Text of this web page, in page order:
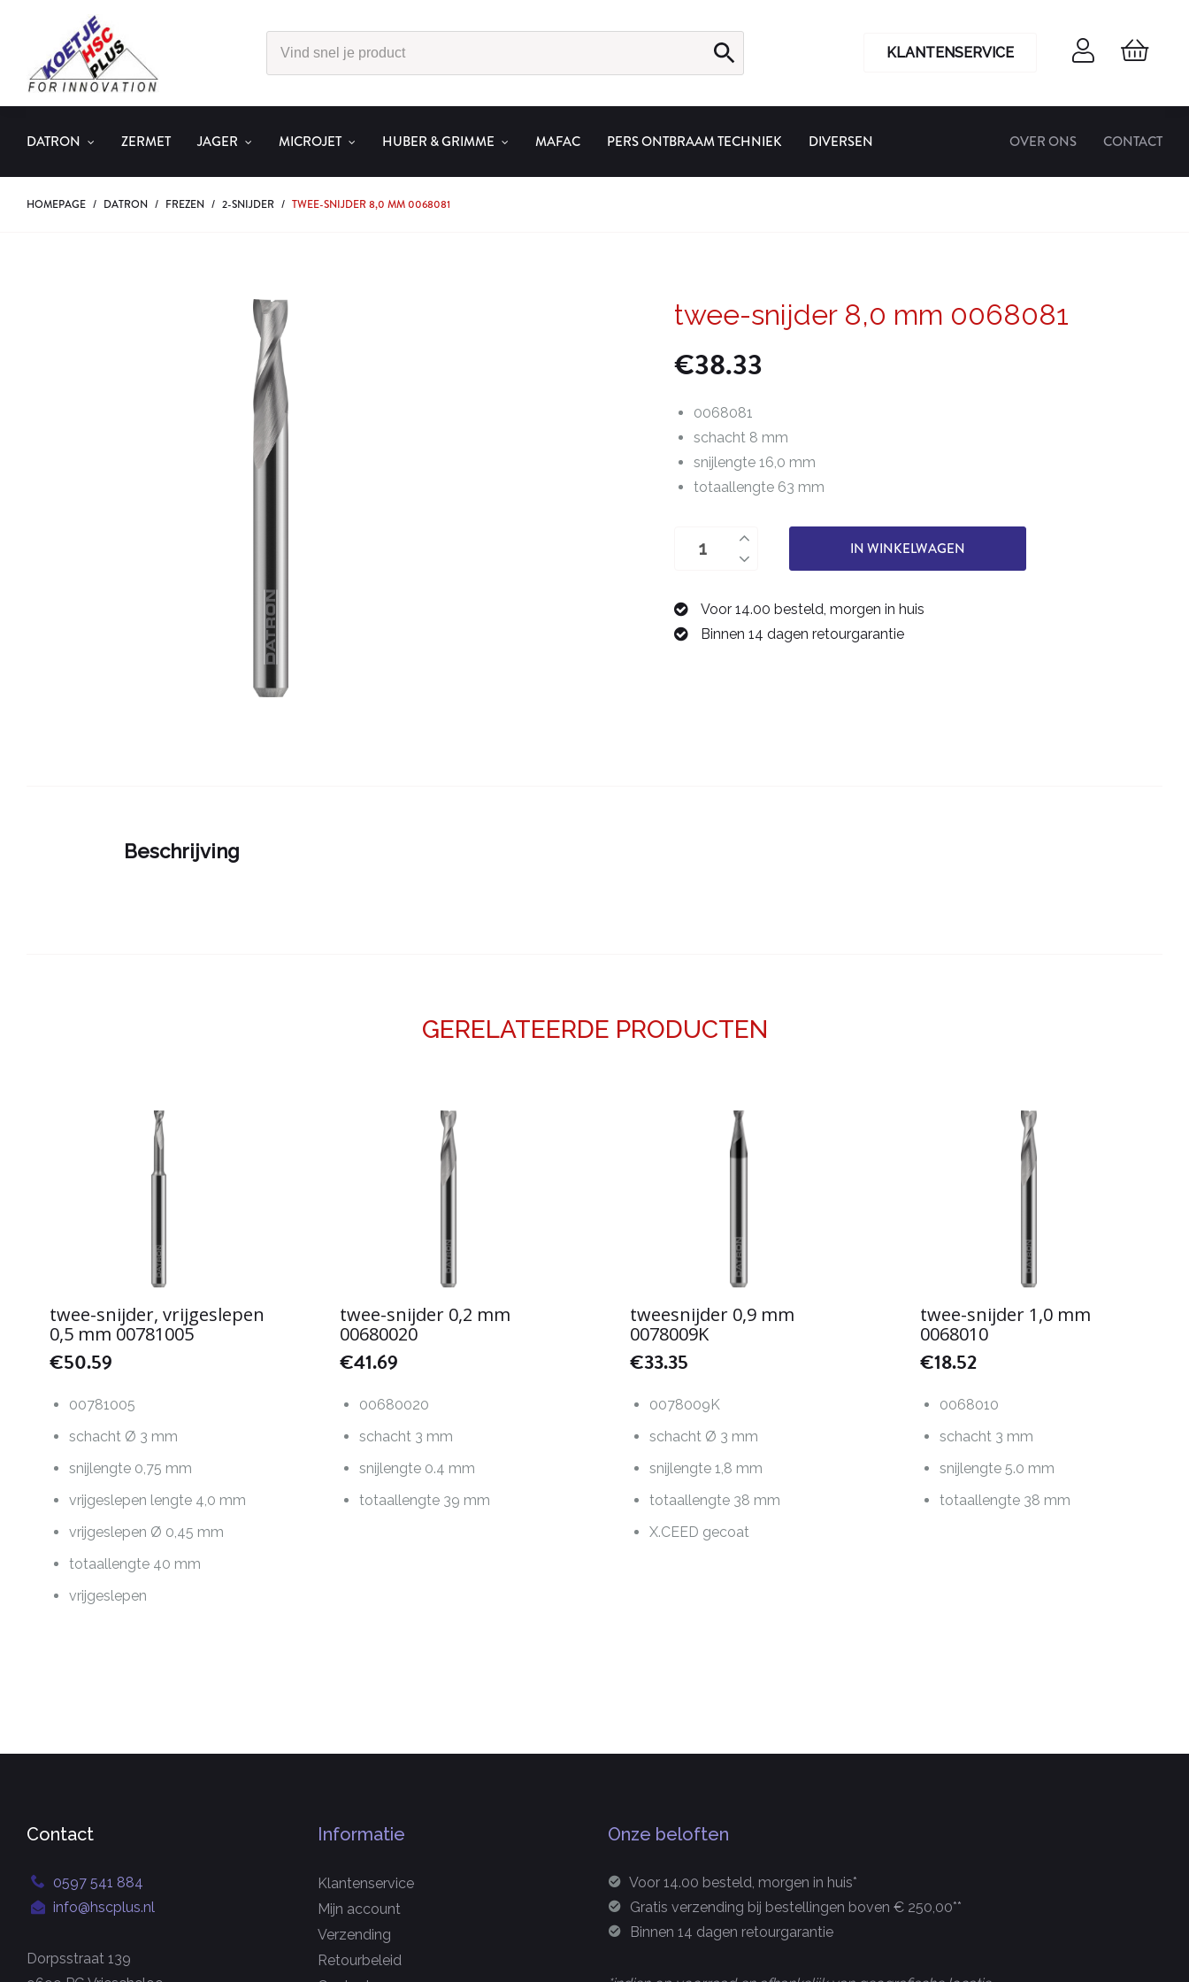
KLANTENSERVICE
DATRON ZERMET JAGER MICROJET HUBER & GRIMME MAFAC PERS ONTBRAAM TECHNIEK DIVERSEN OVER ONS CONTACT
HOMEPAGE / DATRON / FREZEN / 2-SNIJDER / TWEE-SNIJDER 8,0 MM 0068081
twee-snijder 8,0 mm 0068081
€38.33
0068081
schacht 8 mm
snijlengte 16,0 mm
totaallengte 63 mm
mm
0068081
IN WINKELWAGEN
Voor 14.00 besteld, morgen in huis
Binnen 14 dagen retourgarantie
Beschrijving
GERELATEERDE PRODUCTEN
twee-snijder, vrijgeslepen
0,5 mm 00781005
€50.59
00781005
schacht Ø 3 mm
snijlengte 0,75 mm
vrijgeslepen lengte 4,0 mm
vrijgeslepen Ø 0,45 mm
totaallengte 40 mm
vrijgeslepen
twee-snijder 0,2 mm
00680020
€41.69
00680020
schacht 3 mm
snijlengte 0.4 mm
totaallengte 39 mm
tweesnijder 0,9 mm
0078009K
€33.35
0078009K
schacht Ø 3 mm
snijlengte 1,8 mm
totaallengte 38 mm
X.CEED gecoat
twee-snijder 1,0 mm
0068010
€18.52
0068010
schacht 3 mm
snijlengte 5.0 mm
totaallengte 38 mm
Contact
0597 541 884
info@hscplus.nl
Dorpsstraat 139
Informatie
Klantenservice
Mijn account
Verzending
Retourbeleid
Onze beloften
Voor 14.00 besteld, morgen in huis*
Gratis verzending bij bestellingen boven € 250,00**
Binnen 14 dagen retourgarantie